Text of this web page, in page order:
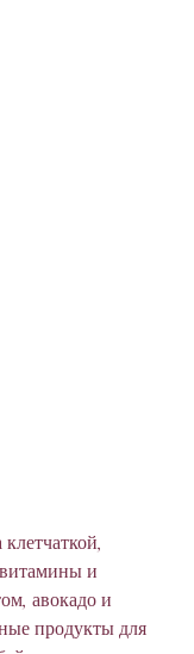
и
авокадо и
продукты для